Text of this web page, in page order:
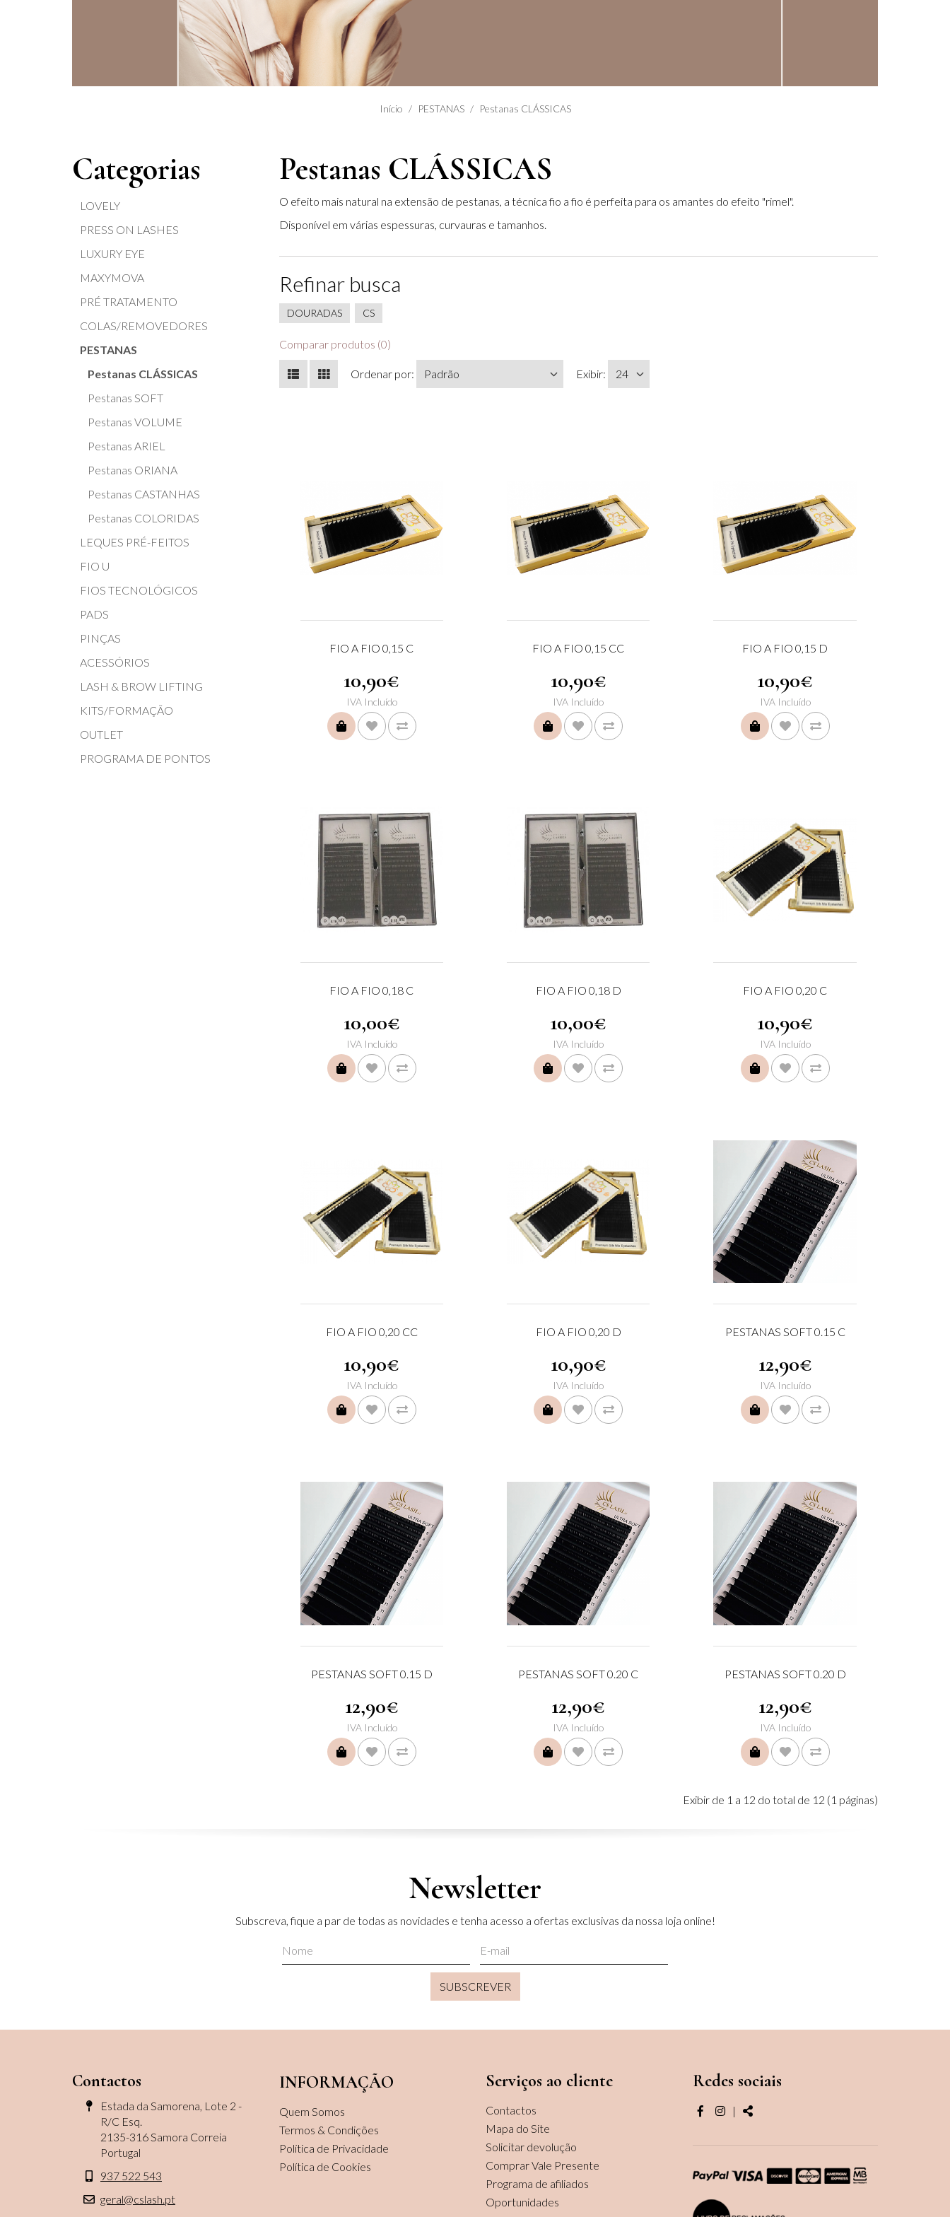
Início PESTANAS Pestanas CLÁSSICAS
Pestanas CLÁSSICAS
O efeito mais natural na extensão de pestanas, a técnica fio a fio é perfeita para os amantes do efeito "rimel".
Disponível em várias espessuras, curvauras e tamanhos.
Refinar busca
DOURADAS CS
Comparar produtos (0)
Ordenar por: Exibir:
FIO A FIO 0,15 C
10,90€
IVA Incluído
COMPRAR
FIO A FIO 0,15 CC
10,90€
IVA Incluído
COMPRAR
FIO A FIO 0,15 D
10,90€
IVA Incluído
COMPRAR
FIO A FIO 0,18 C
10,00€
IVA Incluído
COMPRAR
FIO A FIO 0,18 D
10,00€
IVA Incluído
COMPRAR
FIO A FIO 0,20 C
10,90€
IVA Incluído
COMPRAR
FIO A FIO 0,20 CC
10,90€
IVA Incluído
COMPRAR
FIO A FIO 0,20 D
10,90€
IVA Incluído
COMPRAR
PESTANAS SOFT 0.15 C
12,90€
IVA Incluído
COMPRAR
PESTANAS SOFT 0.15 D
12,90€
IVA Incluído
COMPRAR
PESTANAS SOFT 0.20 C
12,90€
IVA Incluído
COMPRAR
PESTANAS SOFT 0.20 D
12,90€
IVA Incluído
COMPRAR
Exibir de 1 a 12 do total de 12 (1 páginas)
Categorias
LOVELY
PRESS ON LASHES
LUXURY EYE
MAXYMOVA
PRÉ TRATAMENTO
COLAS/REMOVEDORES
PESTANAS
Pestanas CLÁSSICAS
Pestanas SOFT
Pestanas VOLUME
Pestanas ARIEL
Pestanas ORIANA
Pestanas CASTANHAS
Pestanas COLORIDAS
LEQUES PRÉ-FEITOS
FIO U
FIOS TECNOLÓGICOS
PADS
PINÇAS
ACESSÓRIOS
LASH & BROW LIFTING
KITS/FORMAÇÃO
OUTLET
PROGRAMA DE PONTOS
Newsletter
Subscreva, fique a par de todas as novidades e tenha acesso a ofertas exclusivas da nossa loja online!
SUBSCREVER
INFORMAÇÃO
Quem Somos
Termos & Condições
Política de Privacidade
Política de Cookies
Serviços ao cliente
Contactos
Mapa do Site
Solicitar devolução
Comprar Vale Presente
Programa de afiliados
Oportunidades
Contactos
Estada da Samorena, Lote 2 -
R/C Esq.
2135-316 Samora Correia
Portugal
937 522 543
geral@cslash.pt
Redes sociais
PáginaPágina
| Share